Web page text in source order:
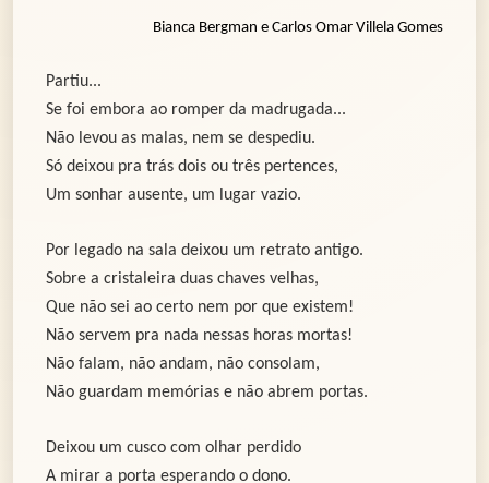
Bianca Bergman e Carlos Omar Villela Gomes
Partiu...
Se foi embora ao romper da madrugada...
Não levou as malas, nem se despediu.
Só deixou pra trás dois ou três pertences,
Um sonhar ausente, um lugar vazio.
Por legado na sala deixou um retrato antigo.
Sobre a cristaleira duas chaves velhas,
Que não sei ao certo nem por que existem!
Não servem pra nada nessas horas mortas!
Não falam, não andam, não consolam,
Não guardam memórias e não abrem portas.
Deixou um cusco com olhar perdido
A mirar a porta esperando o dono.